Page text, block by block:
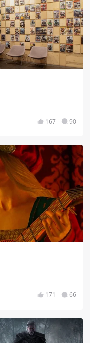
167 90
171 66